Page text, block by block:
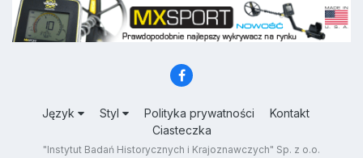
Język Styl Polityka prywatności
Kontakt
Ciasteczka
"Instytut Badań Historycznych i Krajoznawczych" Sp. z o.o.